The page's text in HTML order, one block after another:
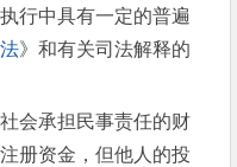
行中具有一定的普遍
》和有关司法解释的
承担民事责任的财
册资金，但他人的投